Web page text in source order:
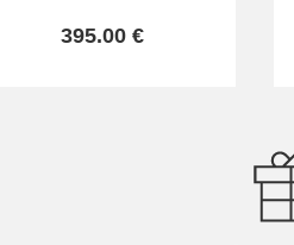
395.00 €